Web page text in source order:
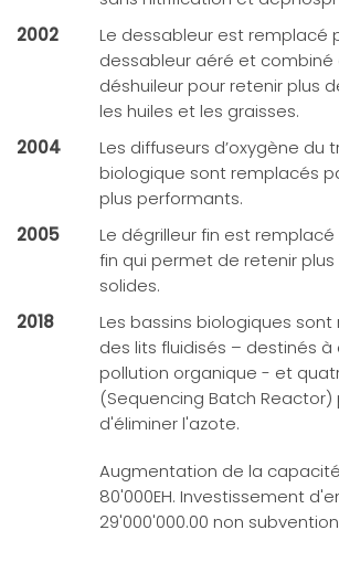
2002
Le dessableur est remplacé
dessableur aéré et combiné
déshuileur pour retenir plus
les huiles et les graisses.
2004
Les diffuseurs d’oxygène du
biologique sont remplacés
plus performants.
2005
Le dégrilleur fin est
fin qui permet de retenir
solides.
2018
Les bassins biologiques
des lits fluidisés – destinés
pollution organique - et
(Sequencing Batch
d'éliminer l'azote.
Augmentation de la capacité
80'000EH. Investissement
29'000'000.00 non